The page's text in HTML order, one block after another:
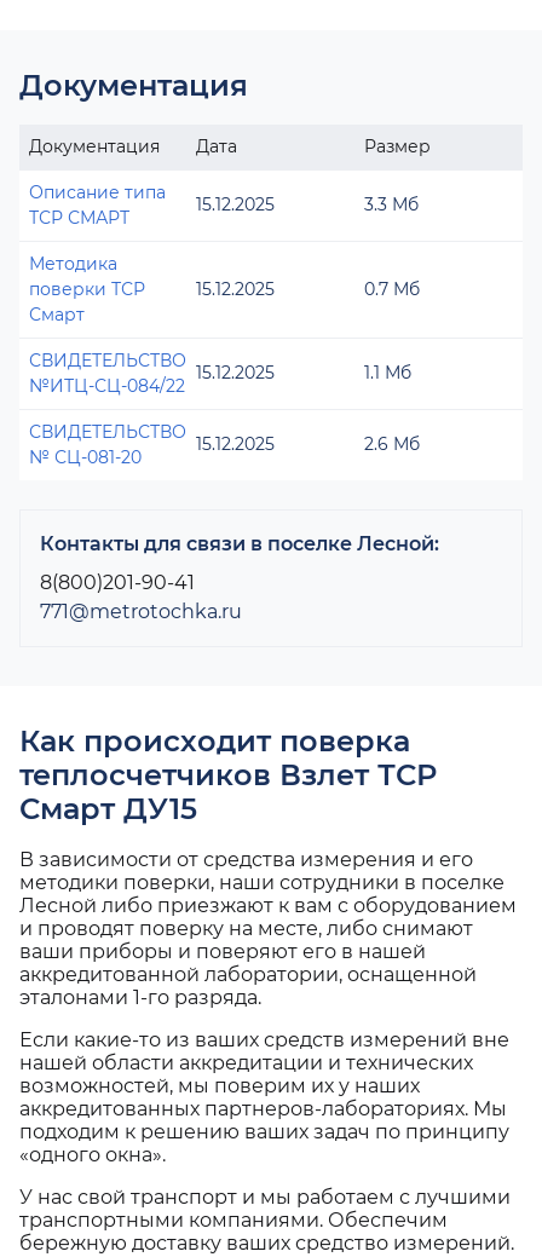
Документация
Документация Дата Размер
Описание типа
ТСР СМАРТ
15.12.2025 3.3 Мб
Методика
поверки ТСР
Смарт
15.12.2025 0.7 Мб
СВИДЕТЕЛЬСТВО
№ИТЦ-СЦ-084/22
15.12.2025 1.1 Мб
СВИДЕТЕЛЬСТВО
№ СЦ-081-20
15.12.2025 2.6 Мб
Контакты для связи в поселке Лесной:
8(800)201-90-41
771@metrotochka.ru
Как происходит поверка
теплосчетчиков Взлет ТСР
Смарт ДУ15
В зависимости от средства измерения и его
методики поверки, наши сотрудники в поселке
Лесной либо приезжают к вам с оборудованием
и проводят поверку на месте, либо снимают
ваши приборы и поверяют его в нашей
аккредитованной лаборатории, оснащенной
эталонами 1-го разряда.
Если какие-то из ваших средств измерений вне
нашей области аккредитации и технических
возможностей, мы поверим их у наших
аккредитованных партнеров-лабораториях. Мы
подходим к решению ваших задач по принципу
«одного окна».
У нас свой транспорт и мы работаем с лучшими
транспортными компаниями. Обеспечим
бережную доставку ваших средство измерений.